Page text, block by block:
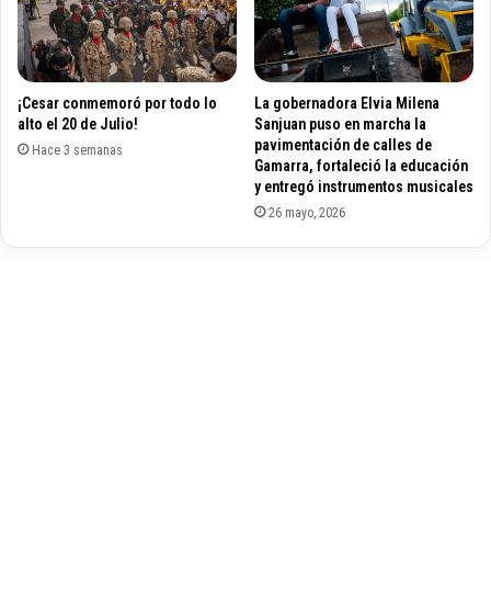
t
r
a
b
a
n
d
C
¡Cesar conmemoró por todo lo
alto el 20 de Julio!
Hace 3 semanas
La gobernadora Elvia Milena
Sanjuan puso en marcha la
pavimentación de calles de
Gamarra, fortaleció la educación
y entregó instrumentos musicales
26 mayo, 2026